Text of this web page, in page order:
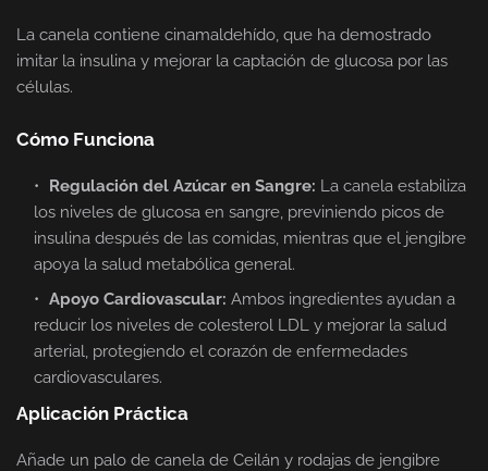
La canela contiene cinamaldehído, que ha demostrado
imitar la insulina y mejorar la captación de glucosa por las
células.
Cómo Funciona
Regulación del Azúcar en Sangre: La canela estabiliza
los niveles de glucosa en sangre, previniendo picos de
insulina después de las comidas, mientras que el jengibre
apoya la salud metabólica general.
Apoyo Cardiovascular: Ambos ingredientes ayudan a
reducir los niveles de colesterol LDL y mejorar la salud
arterial, protegiendo el corazón de enfermedades
cardiovasculares.
Aplicación Práctica
Añade un palo de canela de Ceilán y rodajas de jengibre